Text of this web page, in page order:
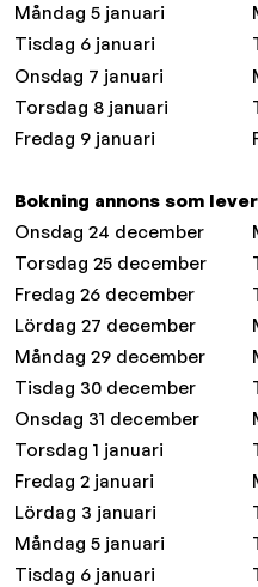
Måndag 5 januari
Tisdag 6 januari
Onsdag 7 januari
Torsdag 8 januari
Fredag 9 januari
Bokning annons som
Onsdag 24 december
Torsdag 25 december
Fredag 26 december
Lördag 27 december
Måndag 29 december
Tisdag 30 december
Onsdag 31 december
Torsdag 1 januari
Fredag 2 januari
Lördag 3 januari
Måndag 5 januari
Tisdag 6 januari